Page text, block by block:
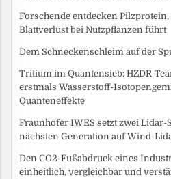
Forschende entdecken Pilzprotein,
Blattverlust bei Nutzpflanzen führt
Dem Schneckenschleim auf der
Tritium im Quantensieb: HZDR-
erstmals Wasserstoff-
Quanteneffekte
Fraunhofer IWES setzt zwei Lidar-
nächsten Generation auf Wind-
Den CO2-Fußabdruck eines
einheitlich, vergleichbar und